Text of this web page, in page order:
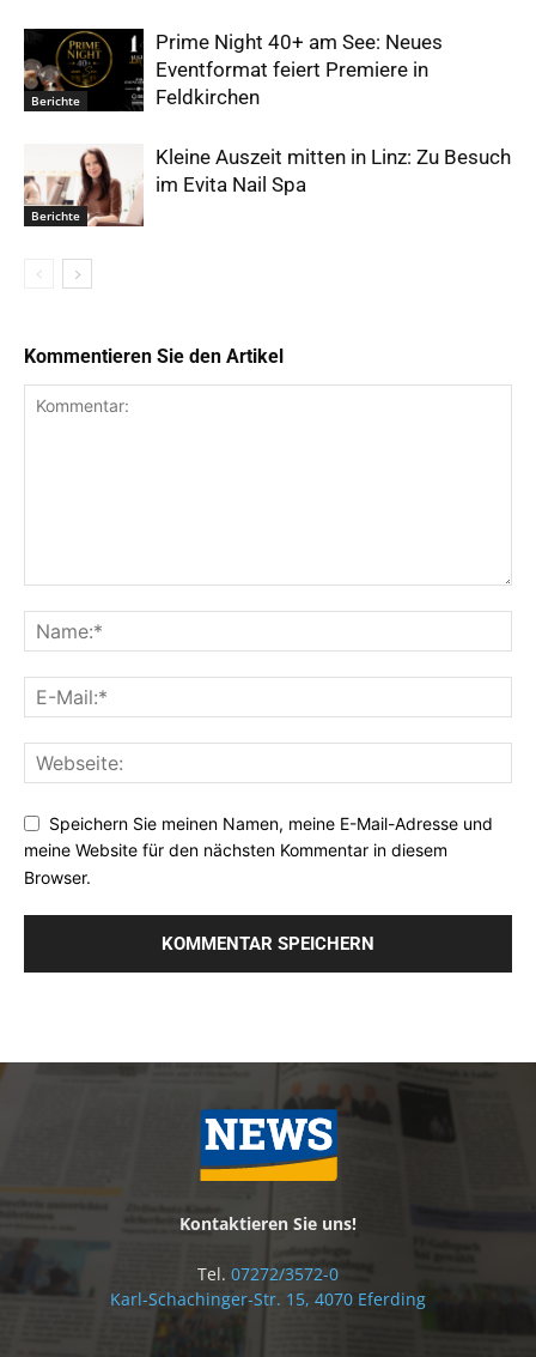
Berichte
Prime Night 40+ am See: Neues
Eventformat feiert Premiere in
Feldkirchen
Berichte
Kleine Auszeit mitten in Linz: Zu Besuch
im Evita Nail Spa
Kommentieren Sie den Artikel
Speichern Sie meinen Namen, meine E-Mail-Adresse und
meine Website für den nächsten Kommentar in diesem
Browser.
Kontaktieren Sie uns!
Tel. 07272/3572-0
Karl-Schachinger-Str. 15, 4070 Eferding